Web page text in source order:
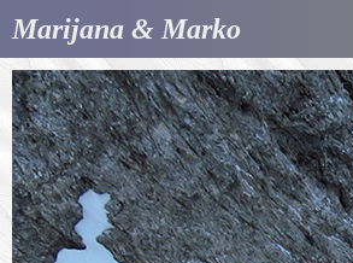
Marijana & Marko